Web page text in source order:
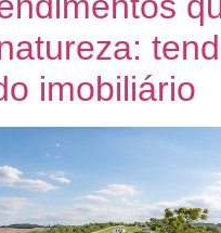
imobiliário